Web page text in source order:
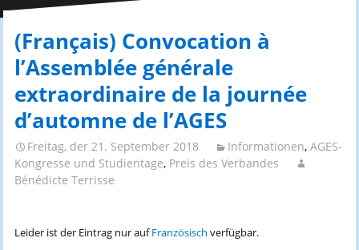
(Français) Convocation à
l’Assemblée générale
extraordinaire de la journée
d’automne de l’AGES
Freitag, der 21. September 2018 Informationen, AGES-
Kongresse und Studientage, Preis des Verbandes
Bénédicte Terrisse
Leider ist der Eintrag nur aufFranzösisch verfügbar.